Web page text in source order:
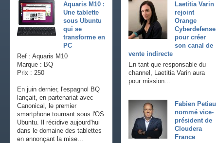
Laetitia Varin
rejoint
Orange
Cyberdefense
pour créer
son canal de
vente indirecte
En tant que responsable du
channel, Laetitia Varin aura
pour mission...
Fabien Petiau
nommé vice-
président de
Cloudera
France
Aquaris M10 :
Une tablette
sous Ubuntu
qui se
transforme en
PC
Ref : Aquaris M10
Marque : BQ
Prix : 250
En juin dernier, l'espagnol BQ
lançait, en partenariat avec
Canonical, le premier
smartphone tournant sous l'OS
Ubuntu. Il récidive aujourd'hui
dans le domaine des tablettes
en annonçant la mise...